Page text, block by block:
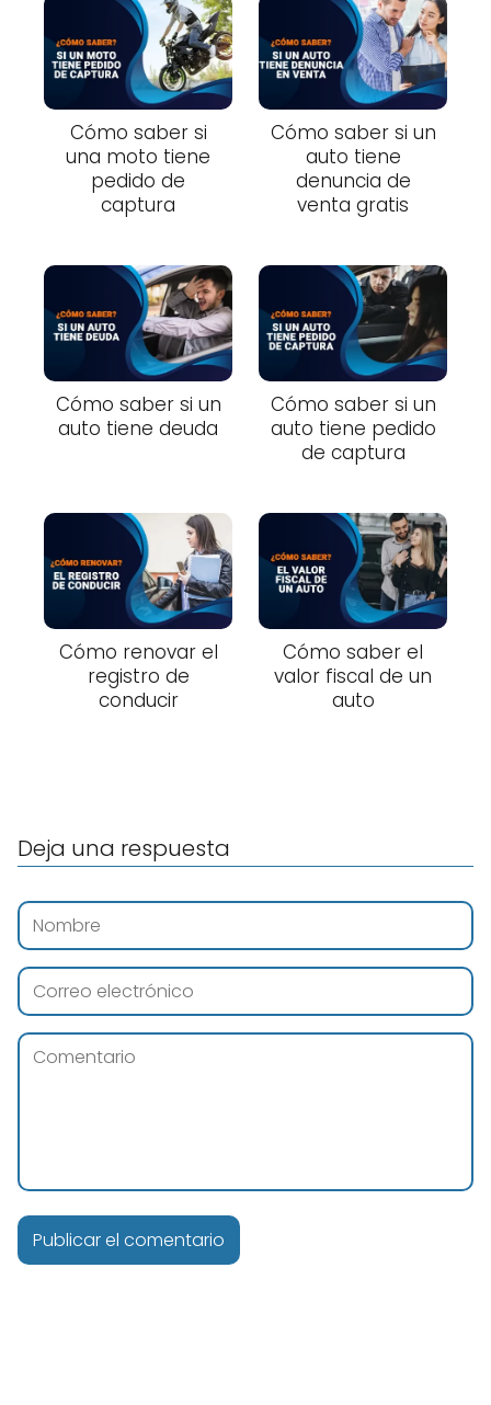
Cómo saber si
una moto tiene
pedido de
captura
Cómo saber si un
auto tiene
denuncia de
venta gratis
Cómo saber si un
auto tiene deuda
Cómo saber si un
auto tiene pedido
de captura
Cómo renovar el
registro de
conducir
Cómo saber el
valor fiscal de un
auto
Deja una respuesta